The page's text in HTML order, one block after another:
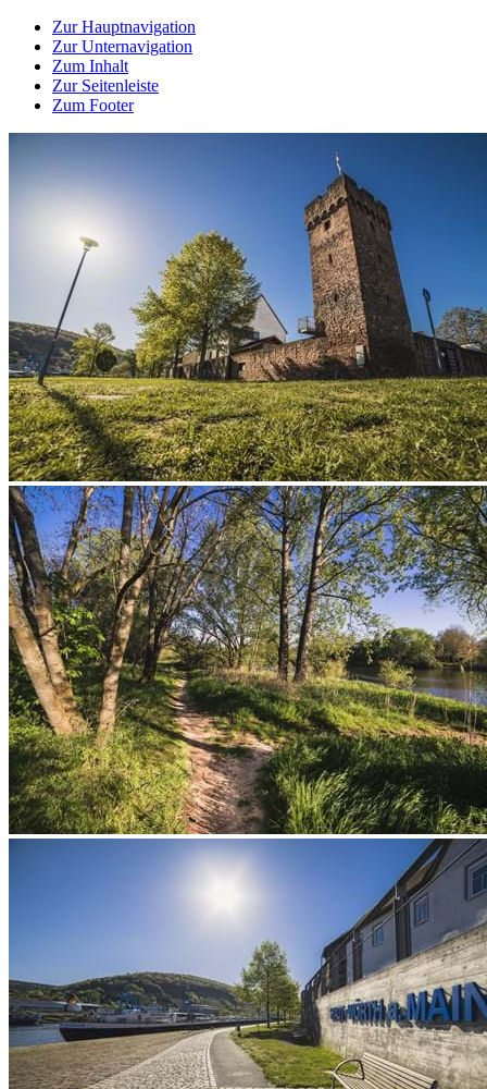
Zur Hauptnavigation
Zur Unternavigation
Zum Inhalt
Zur Seitenleiste
Zum Footer